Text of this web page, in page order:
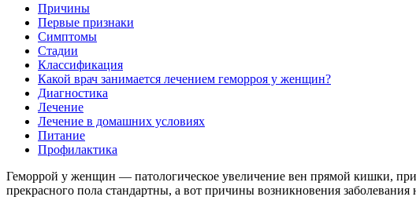
Причины
Первые признаки
Симптомы
Стадии
Классификация
Какой врач занимается лечением геморроя у женщин?
Диагностика
Лечение
Лечение в домашних условиях
Питание
Профилактика
Геморрой у женщин — патологическое увеличение вен прямой кишки,
прекрасного пола стандартны, а вот причины возникновения